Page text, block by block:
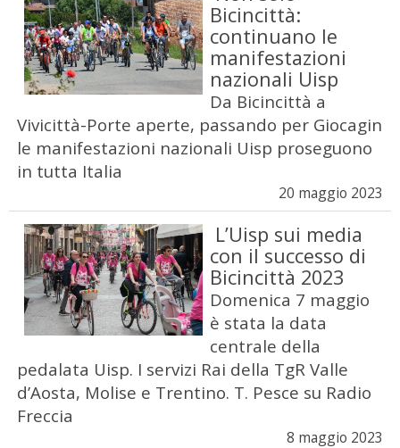
Bicincittà:
continuano le
manifestazioni
nazionali Uisp
Da Bicincittà a
Vivicittà-Porte aperte, passando per Giocagin
le manifestazioni nazionali Uisp proseguono
in tutta Italia
20 maggio 2023
L’Uisp sui media
con il successo di
Bicincittà 2023
Domenica 7 maggio
è stata la data
centrale della
pedalata Uisp. I servizi Rai della TgR Valle
d’Aosta, Molise e Trentino. T. Pesce su Radio
Freccia
8 maggio 2023